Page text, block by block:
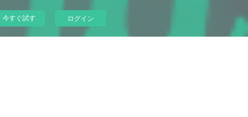
今すぐ試す ログイン